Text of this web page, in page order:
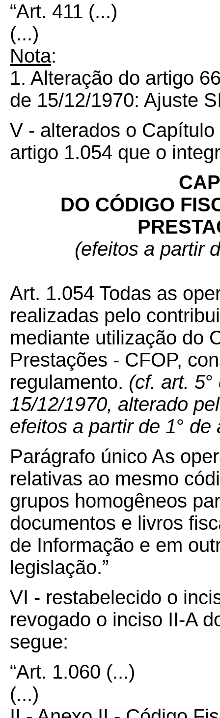
“Art. 411 (...)
(...)
Nota:
1. Alteração do artigo
de 15/12/1970: Ajuste
V - alterados o
artigo 1.054 que o
DO CÓDIGO
(efeitos a partir
Art. 1.054 Todas as
realizadas pelo
mediante utilização do
Prestações - CFOP,
regulamento. (cf. art. 5°
15/12/1970, alterado
efeitos a partir de 1° de
Parágrafo único As
relativas ao mesmo
grupos homogêneos
documentos e livros
de Informação e em
legislação.”
VI - restabelecido o
revogado o inciso II-A
segue:
“Art. 1.060 (...)
(...)